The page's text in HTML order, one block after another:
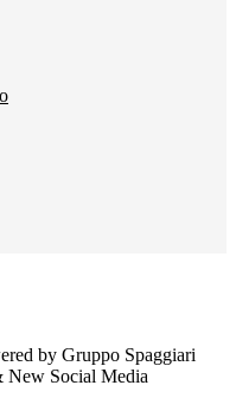
by Gruppo Spaggiari
New Social Media